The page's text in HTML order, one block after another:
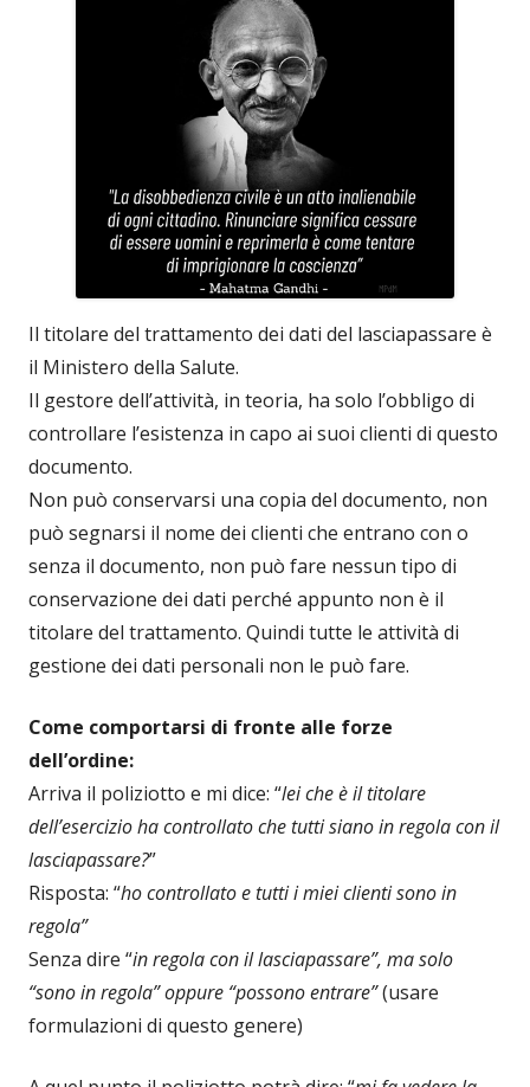
Il titolare del trattamento dei dati del lasciapassare è
il Ministero della Salute.
Il gestore dell’attività, in teoria, ha solo l’obbligo di
controllare l’esistenza in capo ai suoi clienti di questo
documento.
Non può conservarsi una copia del documento, non
può segnarsi il nome dei clienti che entrano con o
senza il documento, non può fare nessun tipo di
conservazione dei dati perché appunto non è il
titolare del trattamento. Quindi tutte le attività di
gestione dei dati personali non le può fare.
Come comportarsi di fronte alle forze
dell’ordine:
Arriva il poliziotto e mi dice: “lei che è il titolare
dell’esercizio ha controllato che tutti siano in regola con il
lasciapassare?”
Risposta: “ho controllato e tutti i miei clienti sono in
regola”
Senza dire “in regola con il lasciapassare”, ma solo
“sono in regola” oppure “possono entrare”(usare
formulazioni di questo genere)